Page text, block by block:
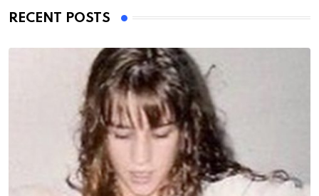
RECENT POSTS